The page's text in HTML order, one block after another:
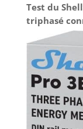
Test du
triphasé